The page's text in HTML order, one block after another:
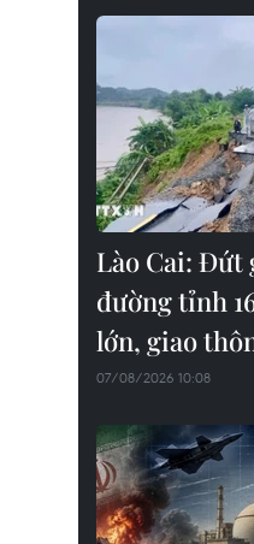
Lào Cai: Đứt
đường tỉnh
lớn, giao
07/08/2026 10:08